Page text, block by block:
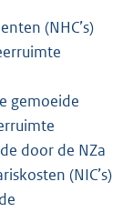
(NHC’s)
gemoeide
door de NZa
(NIC’s)